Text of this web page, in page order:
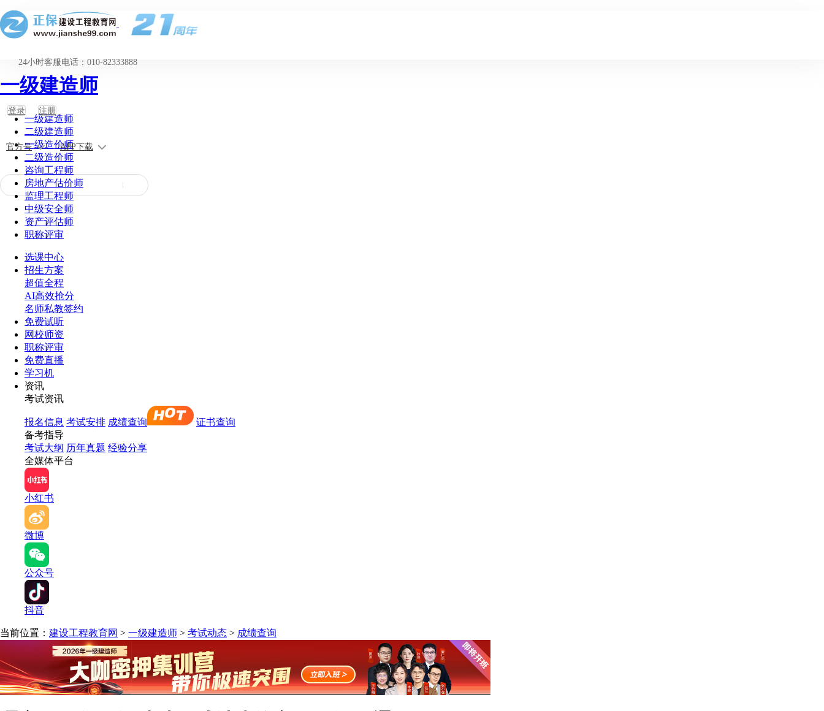
24小时客服电话：010-82333888
登录 注册
官方号 APP下载
一级建造师
一级建造师
二级建造师
一级造价师
二级造价师
咨询工程师
房地产估价师
监理工程师
中级安全师
资产评估师
职称评审
选课中心
招生方案
超值全程
AI高效抢分
名师私教签约
免费试听
网校师资
职称评审
免费直播
学习机
资讯
考试资讯
报名信息 考试安排 成绩查询
证书查询
备考指导
考试大纲 历年真题 经验分享
全媒体平台
小红书
微博
公众号
抖音
当前位置： 建设工程教育网 > 一级建造师 > 考试动态 > 成绩查询